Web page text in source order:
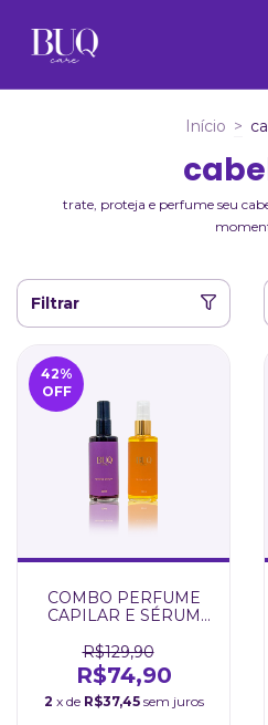
Início >
trate, proteja e perfume seu
Filtrar
42%
OFF
COMBO PERFUME
CAPILAR E SÉRUM
R$129,90
R$74,90
2 x de R$37,45 sem juros